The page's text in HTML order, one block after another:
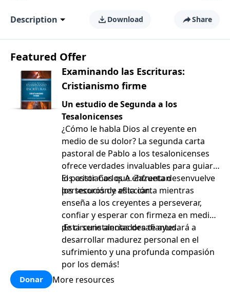
Description Download Share
Featured Offer
Examinando las Escrituras:
Cristianismo firme
Un estudio de Segunda a los
Tesalonicenses
¿Cómo le habla Dios al creyente en
medio de su dolor? La segunda carta
pastoral de Pablo a los tesalonicenses
ofrece verdades invaluables para guiar a
los cristianos que enfrentan
persecución y aflicción.
El pastor Carlos A. Zazueta desenvuelve
los tesoros de esta carta mientras
enseña a los creyentes a perseverar,
confiar y esperar con firmeza en medio
de circunstancias desafiantes.
¡Esta serie alentadora te ayudará a
desarrollar madurez personal en el
sufrimiento y una profunda compasión
por los demás!
Donar More resources